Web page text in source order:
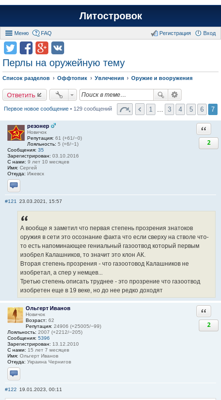
Литостровок
Меню FAQ Вход
Регистрация
Перлы на оружейную тему
Список разделов Оффтопик Увлечения Оружие и вооружения
Ответить
Первое новое сообщение• 129 сообщений 1 3 4 5 6 7
резонер
Новичок
Репутация: 61 (+61/−0)
Лояльность: 5 (+6/−1)
Сообщения: 35
Зарегистрирован: 03.10.2016
С нами: 9 лет 10 месяцев
Имя: Сергей
Откуда: Ижевск
Отправить личное сообщение
2
#121 23.03.2021, 15:57
А вообще я заметил что первая степень прозрения знатоков
оружия в сети это осознание факта что если сверху на стволе что-
то есть напоминающее гениальный газоотвод который первым
изобрел Калашников, то значит это клон АК.
Вторая степень прозрения - что газоотовод Калашников не
изобретал, а спер у немцев...
Третью степень описать труднее - это прозрение что газоотвод
изобретен еще в 19 веке, но до нее редко доходят
Ольгерт Иванов
Новичок
Возраст: 62
Репутация: 24906 (+25005/−99)
Лояльность: 2007 (+2212/−205)
Сообщения: 5396
Зарегистрирован: 13.12.2010
С нами: 15 лет 7 месяцев
Имя: Ольгерт Иванов
Откуда: Украина Чернигов
Отправить личное сообщение
2
#122 19.01.2023, 00:11